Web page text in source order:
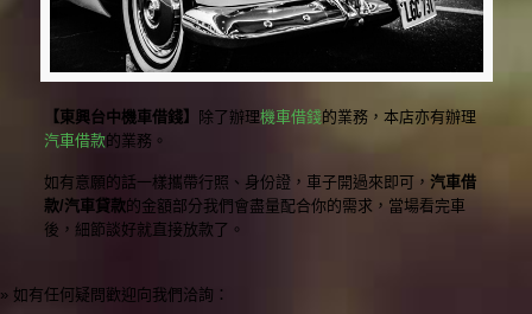
【東興台中機車借錢】 除了辦理機車借錢的業務，本店亦有辦理
汽車借款的業務。
如有意願的話一樣攜帶行照、身份證，車子開過來即可，汽車借
款/汽車貸款的金額部分我們會盡量配合你的需求，當場看完車
後，細節談好就直接放款了。
» 如有任何疑問歡迎向我們洽詢：